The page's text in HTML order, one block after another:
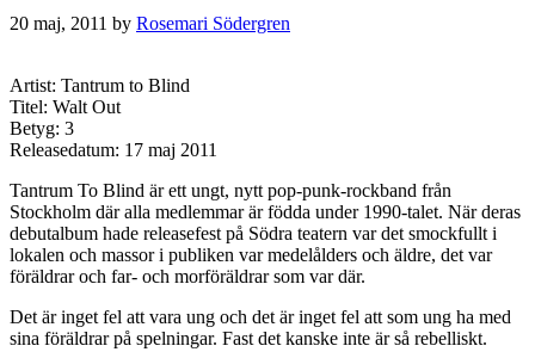
20 maj, 2011 by Rosemari Södergren
Artist: Tantrum to Blind
Titel: Walt Out
Betyg: 3
Releasedatum: 17 maj 2011
Tantrum To Blind är ett ungt, nytt pop-punk-rockband från
Stockholm där alla medlemmar är födda under 1990-talet. När deras
debutalbum hade releasefest på Södra teatern var det smockfullt i
lokalen och massor i publiken var medelålders och äldre, det var
föräldrar och far- och morföräldrar som var där.
Det är inget fel att vara ung och det är inget fel att som ung ha med
sina föräldrar på spelningar. Fast det kanske inte är så rebelliskt.